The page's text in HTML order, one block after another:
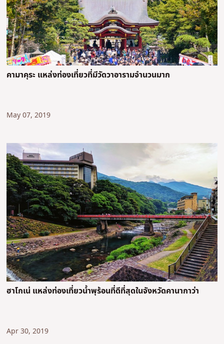
คามาคุระ แหล่งท่องเที่ยวที่มีวัดวาอารามจำนวนมาก
May 07, 2019
ฮาโกเน่ แหล่งท่องเที่ยวน้ำพุร้อนที่ดีที่สุดในจังหวัดคานากาว่า
Apr 30, 2019